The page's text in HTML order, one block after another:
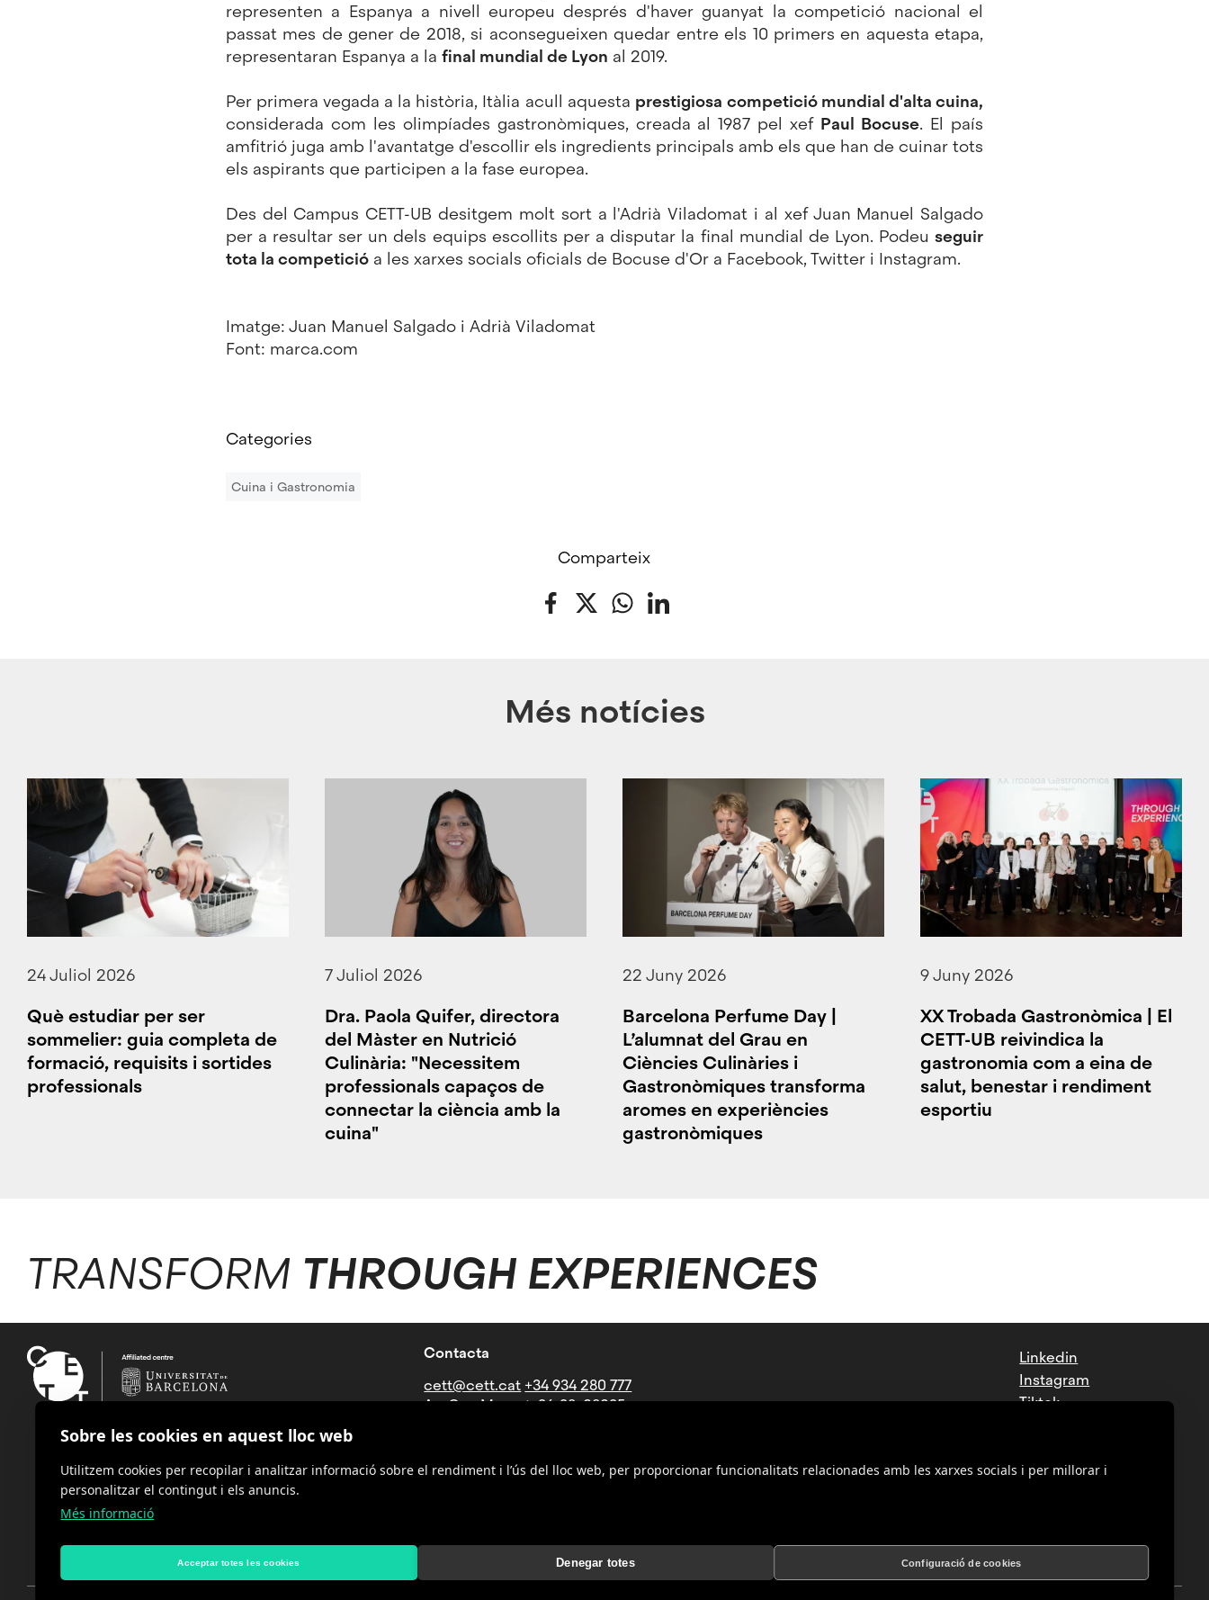
representen a Espanya a nivell europeu després d'haver guanyat la competició nacional el
passat mes de gener de 2018, si aconsegueixen quedar entre els 10 primers en aquesta etapa,
representaran Espanya a la final mundial de Lyon al 2019.
Per primera vegada a la història, Itàlia acull aquesta prestigiosa competició mundial d'alta cuina,
considerada com les olimpíades gastronòmiques, creada al 1987 pel xef Paul Bocuse. El país
amfitrió juga amb l'avantatge d'escollir els ingredients principals amb els que han de cuinar tots
els aspirants que participen a la fase europea.
Des del Campus CETT-UB desitgem molt sort a l'Adrià Viladomat i al xef Juan Manuel Salgado
per a resultar ser un dels equips escollits per a disputar la final mundial de Lyon. Podeuseguir
tota la competicióa les xarxes socials oficials de Bocuse d'Or a Facebook, Twitteri Instagram.
Imatge: Juan Manuel Salgado i Adrià Viladomat
Font: marca.com
Categories
Cuina i Gastronomia
Comparteix
Facebook
TwitterWhatsApp
LinkedIn
Més notícies
24 Juliol 2026
Què estudiar per ser
sommelier: guia completa de
formació, requisits i sortides
professionals
7 Juliol 2026
Dra. Paola Quifer, directora
del Màster en Nutrició
Culinària: "Necessitem
professionals capaços de
connectar la ciència amb la
cuina"
22 Juny 2026
Barcelona Perfume Day |
L’alumnat del Grau en
Ciències Culinàries i
Gastronòmiques transforma
aromes en experiències
gastronòmiques
9 Juny 2026
XX Trobada Gastronòmica | El
CETT-UB reivindica la
gastronomia com a eina de
salut, benestar i rendiment
esportiu
TRANSFORM THROUGH EXPERIENCES
Contacta
cett@cett.cat +34 934 280 777
Av. Can Marcet, 36-38, 08035
76-B16-B19-N4
Metro: Parada Mundet (Línia 3 -
Linkedin
Instagram
Tiktok
Sobre les cookies en aquest lloc web
Utilitzem cookies per recopilar i analitzar informació sobre el rendiment i l’ús del lloc web, per proporcionar funcionalitats relacionades amb les xarxes socials i per millorar i
personalitzar el contingut i els anuncis.
Més informació
Acceptar totes les cookies Denegar totes Configuració de cookies